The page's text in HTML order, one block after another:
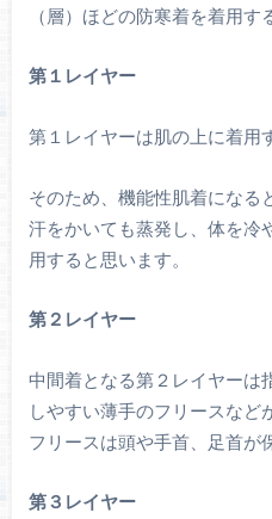
（層）ほどの防寒着を着用す
第１レイヤー
第１レイヤーは肌の上に着用
そのため、機能性肌着になる
汗をかいても蒸発し、体を冷
用すると思います。
第２レイヤー
中間着となる第２レイヤーは
しやすい薄手のフリースなど
フリースは頭や手首、足首が
第３レイヤー